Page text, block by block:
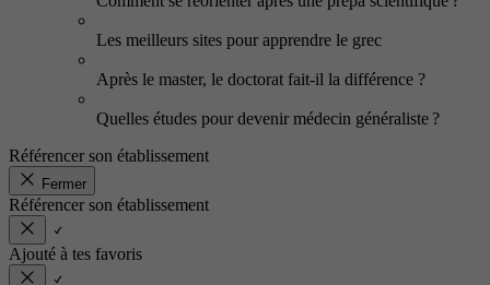
Les meilleurs sites pour apprendre le grec
Après le master, le doctorat fait-il la différence ?
Quelles études pour devenir médecin généraliste ?
Référencer son établissement
Fermer
Référencer son établissement
Ajouté à tes favoris